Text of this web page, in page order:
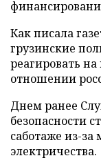
Как писала
грузинские
реагировать
отношении
Днем ранее
безопасности
саботаже из-
электричества.